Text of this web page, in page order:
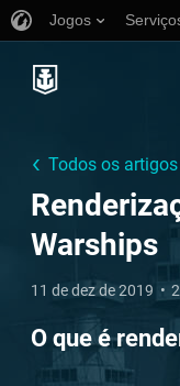
Jogos
Todos os artigos
Warships
11 de dez de 2019
O que é